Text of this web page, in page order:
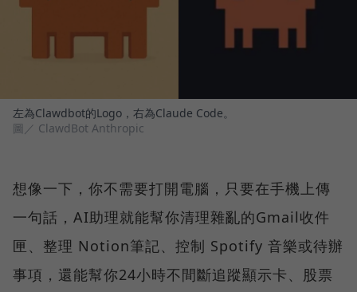
左為Clawdbot的Logo，右為Claude Code。
圖／ ClawdBot Anthropic
想像一下，你不需要打開電腦，只要在手機上傳
一句話，AI助理就能幫你清理雜亂的Gmail收件
匣、整理 Notion筆記、控制 Spotify 音樂或待辦
事項，還能幫你24小時不間斷追蹤顯示卡、股票